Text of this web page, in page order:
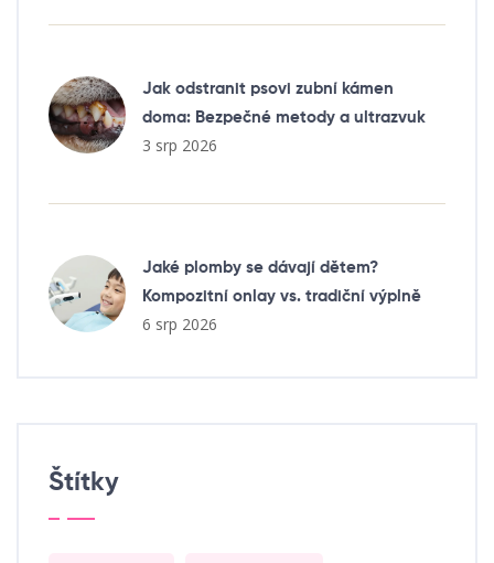
Jak odstranit psovi zubní kámen
doma: Bezpečné metody a ultrazvuk
3 srp 2026
Jaké plomby se dávají dětem?
Kompozitní onlay vs. tradiční výplně
6 srp 2026
Štítky